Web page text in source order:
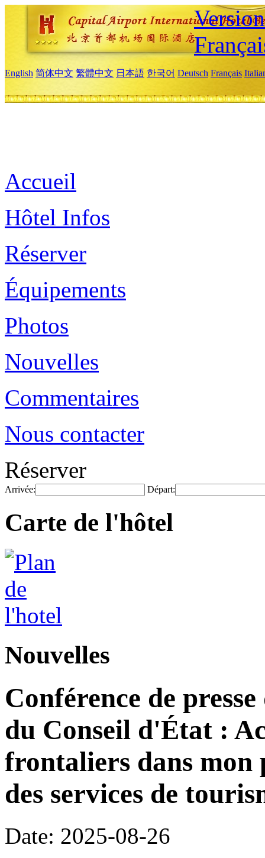
English 简体中文 繁體中文 日本語 한국어 Deutsch Français
Accueil
Hôtel Infos
Réserver
Équipements
Photos
Nouvelles
Commentaires
Nous contacter
Réserver
Arrivée: Départ:
Carte de l'hôtel
Nouvelles
Conférence de
du Conseil d'État :
frontaliers dans
des services de
Date: 2025-08-26